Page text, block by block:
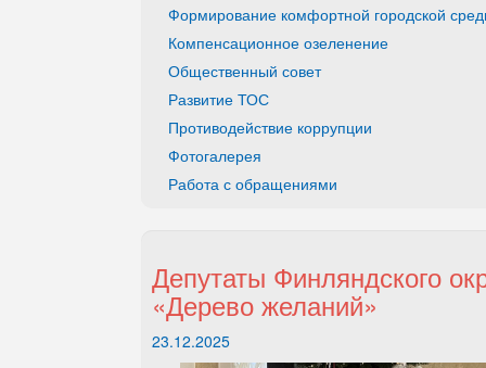
Формирование комфортной городской
Компенсационное озеленение
Общественный совет
Развитие ТОС
Противодействие коррупции
Фотогалерея
Работа с обращениями
Депутаты Финляндского
«Дерево желаний»
23.12.2025